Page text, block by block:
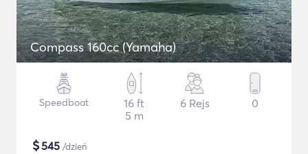
Compass 160cc (Yamaha)
Speedboat
16 ft
5 m
6 Rejs 0
$545 /dzień